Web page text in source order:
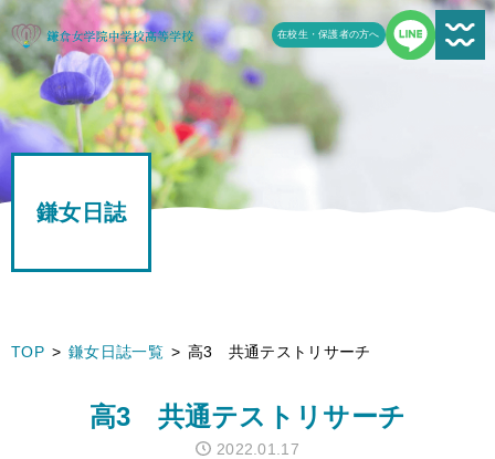
在校生・保護者の方へ
新着情報一覧
受験生の方へ
学校案内
鎌女の教育
鎌女日誌
TOP 鎌女日誌一覧 高3 共通テストリサーチ
高3 共通テストリサーチ
2022.01.17